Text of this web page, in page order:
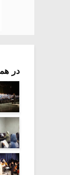
در